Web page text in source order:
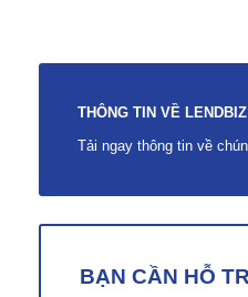
THÔNG TIN VỀ LENDBIZ
Tải ngay thông tin về
BẠN CẦN HỖ